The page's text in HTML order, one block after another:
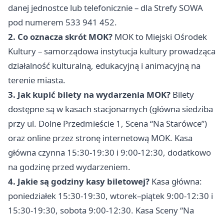
danej jednostce lub telefonicznie – dla Strefy SOWA
pod numerem 533 941 452.
2. Co oznacza skrót MOK? MOK to Miejski Ośrodek
Kultury – samorządowa instytucja kultury prowadząca
działalność kulturalną, edukacyjną i animacyjną na
terenie miasta.
3. Jak kupić bilety na wydarzenia MOK? Bilety
dostępne są w kasach stacjonarnych (główna siedziba
przy ul. Dolne Przedmieście 1, Scena “Na Starówce”)
oraz online przez stronę internetową MOK. Kasa
główna czynna 15:30-19:30 i 9:00-12:30, dodatkowo
na godzinę przed wydarzeniem.
4. Jakie są godziny kasy biletowej? Kasa główna:
poniedziałek 15:30-19:30, wtorek–piątek 9:00-12:30 i
15:30-19:30, sobota 9:00-12:30. Kasa Sceny “Na